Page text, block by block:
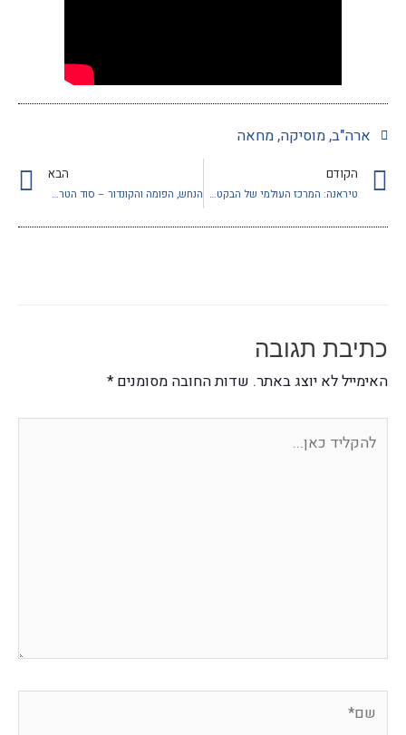
ארה"ב,מוסיקה,מחאה
הקודם
טיראנה: המרכז העולמי של הבקטשים
הבא
הנחש, הפומה והקונדור – סוד הטרילוגיה של האינקה
כתיבת תגובה
האימייל לא יוצג באתר. שדות החובה מסומנים *